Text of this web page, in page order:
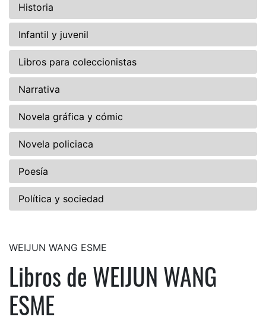
Historia
Infantil y juvenil
Libros para coleccionistas
Narrativa
Novela gráfica y cómic
Novela policiaca
Poesía
Política y sociedad
WEIJUN WANG ESME
Libros de WEIJUN WANG
ESME